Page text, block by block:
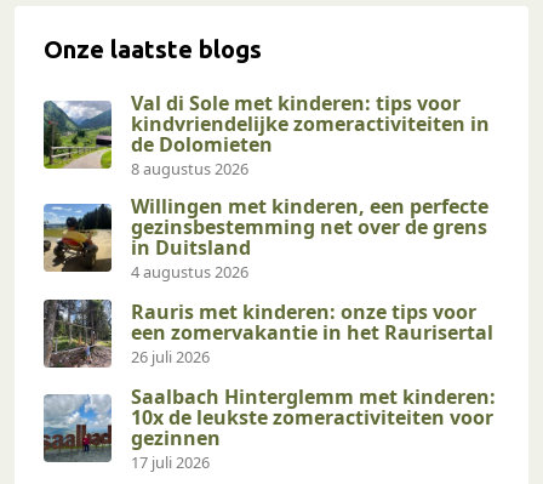
Onze laatste blogs
Val di Sole met kinderen: tips voor
kindvriendelijke zomeractiviteiten in
de Dolomieten
8 augustus 2026
Willingen met kinderen, een perfecte
gezinsbestemming net over de grens
in Duitsland
4 augustus 2026
Rauris met kinderen: onze tips voor
een zomervakantie in het Raurisertal
26 juli 2026
Saalbach Hinterglemm met kinderen:
10x de leukste zomeractiviteiten voor
gezinnen
17 juli 2026